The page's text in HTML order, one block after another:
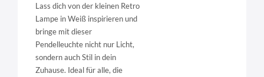
Lass dich von der kleinen Retro
Lampe in Weiß inspirieren und
bringe mit dieser
Pendelleuchte nicht nur Licht,
sondern auch Stil in dein
Zuhause. Ideal für alle, die